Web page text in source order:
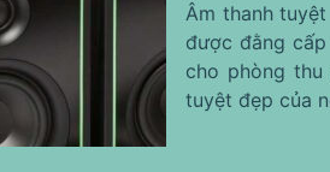
Âm thanh
được đằng
cho phòng
tuyệt đẹp của